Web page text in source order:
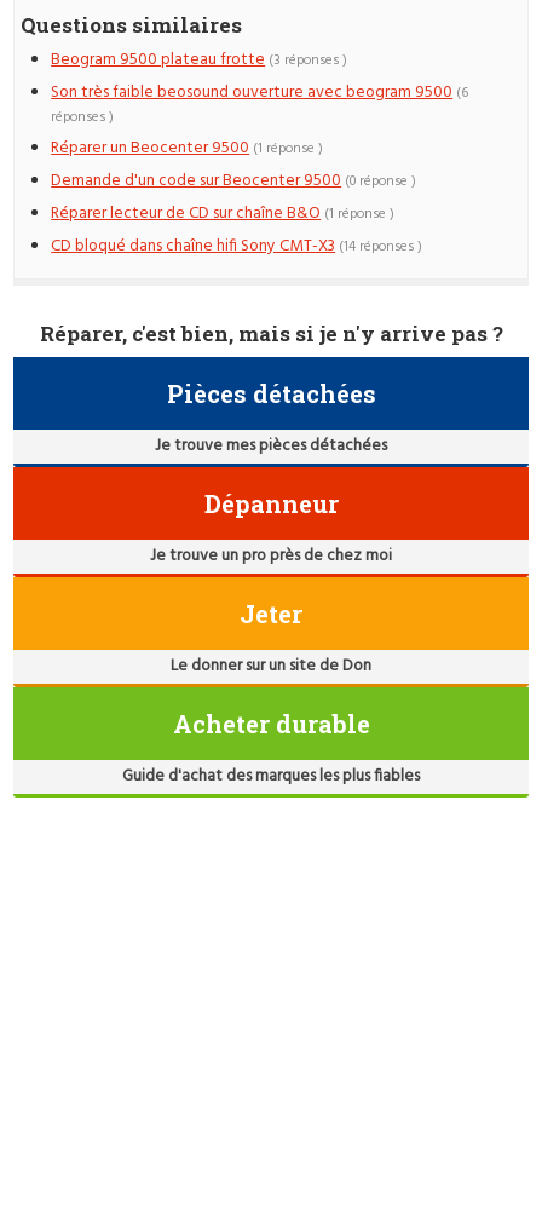
Questions similaires
Beogram 9500 plateau frotte (3 réponses )
Son très faible beosound ouverture avec beogram 9500 (6
réponses )
Réparer un Beocenter 9500 (1 réponse )
Demande d'un code sur Beocenter 9500 (0 réponse )
Réparer lecteur de CD sur chaîne B&O (1 réponse )
CD bloqué dans chaîne hifi Sony CMT-X3 (14 réponses )
Réparer, c'est bien, mais si je n'y arrive pas ?
Pièces détachées
Je trouve mes pièces détachées
Dépanneur
Je trouve un pro près de chez moi
Jeter
Le donner sur un site de Don
Acheter durable
Guide d'achat des marques les plus fiables